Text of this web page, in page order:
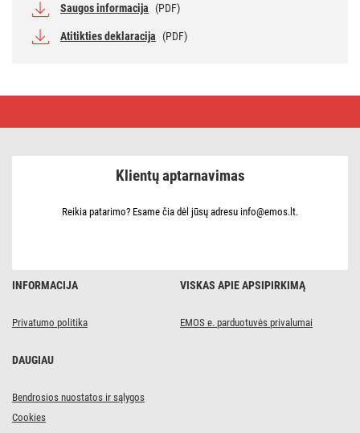
Saugos informacija (PDF)
Atitikties deklaracija (PDF)
NEXXO
INFORMACIJA
Privatumo politika
VISKAS APIE APSIPIRKIMĄ
EMOS e. parduotuvės privalumai
DAUGIAU
Bendrosios nuostatos ir sąlygos
Cookies
Klientų aptarnavimas
Reikia patarimo? Esame čia dėl jūsų adresu info@emos.lt.